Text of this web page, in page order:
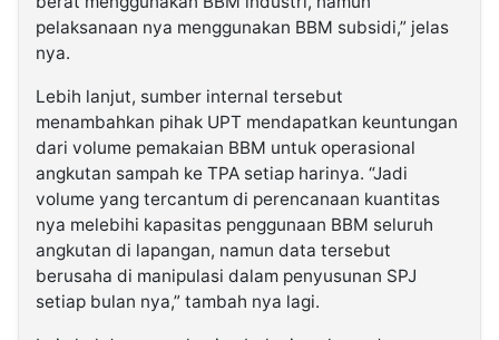
pelaksanaan nya menggunakan BBM subsidi,” jelas
nya.
Lebih lanjut, sumber internal tersebut
menambahkan pihak UPT mendapatkan keuntungan
dari volume pemakaian BBM untuk operasional
angkutan sampah ke TPA setiap harinya. “Jadi
volume yang tercantum di perencanaan kuantitas
nya melebihi kapasitas penggunaan BBM seluruh
angkutan di lapangan, namun data tersebut
berusaha di manipulasi dalam penyusunan SPJ
setiap bulan nya,” tambah nya lagi.